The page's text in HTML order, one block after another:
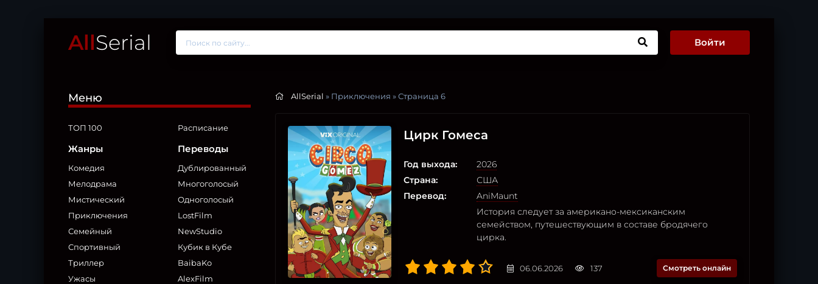
AllSerial Войти
Меню
ТОП 100
Жанры
Комедия
Мелодрама
Мистический
Приключения
Семейный
Спортивный
Триллер
Ужасы
Расписание
Переводы
Дублированный
Многоголосый
Одноголосый
LostFilm
NewStudio
Кубик в Кубе
BaibaKo
AlexFilm
AllSerial » Приключения » Страница 6
Цирк Гомеса
Год выхода:
2026
Страна:
США
Перевод:
AniMaunt
История следует за американо-мексиканским
семейством, путешествующим в составе бродячего
цирка.
06.06.2026 137 Смотреть онлайн